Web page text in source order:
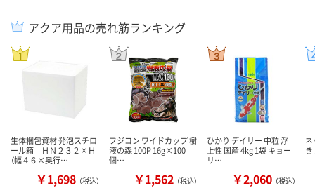
アクア用品の売れ筋ランキング
生体梱包資材 発泡スチロ
ール箱 ＨＮ２３２×Ｈ
（幅４６×奥行…
￥1,698 （税込）
フジコン ワイドカップ 樹
液の森 100P 16g×100
個…
￥1,562 （税込）
ひかり デイリー 中粒 浮
上性 国産 4kg 1袋 キョー
リ…
￥2,060 （税込）